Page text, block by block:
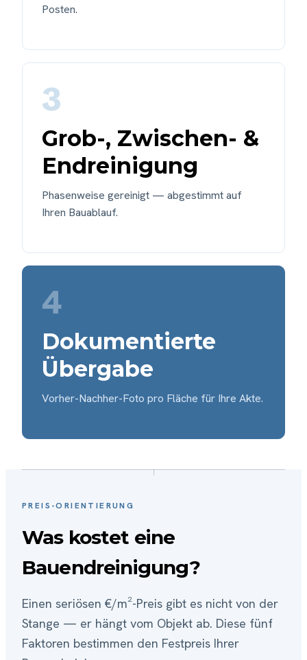
Posten.
3
Grob-, Zwischen- &
Endreinigung
Phasenweise gereinigt — abgestimmt auf
Ihren Bauablauf.
4
Dokumentierte
Übergabe
Vorher-Nachher-Foto pro Fläche für Ihre Akte.
PREIS-ORIENTIERUNG
Was kostet eine
Bauendreinigung?
Einen seriösen €/m²-Preis gibt es nicht von der
Stange — er hängt vom Objekt ab. Diese fünf
Faktoren bestimmen den Festpreis Ihrer